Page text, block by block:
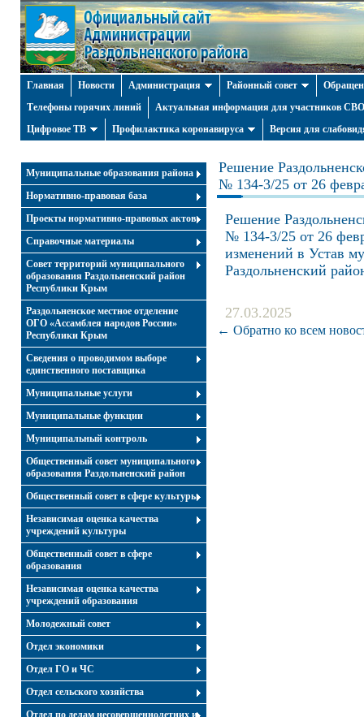
Главная Новости Администрация Районный совет
Телефоны горячих линий
Актуальная информация для участников СВО
Цифровое ТВ
Профилактика коронавируса Версия для
Муниципальные образования района
Нормативно-правовая база
Проекты нормативно-правовых актов
Справочные материалы
Совет территорий муниципального
образования Раздольненский район
Республики Крым
Раздольненское местное отделение
ОГО «Ассамблея народов России»
Республики Крым
Cведения о проводимом выборе
единственного поставщика
Муниципальные услуги
Муниципальные функции
Муниципальный контроль
Общественный совет муниципального
образования Раздольненский район
Общественный совет в сфере культуры
Независимая оценка качества
учреждений культуры
Общественный совет в сфере
образования
Независимая оценка качества
учреждений образования
Молодежный совет
Отдел экономики
Отдел ГО и ЧС
Отдел сельского хозяйства
Отдел по делам несовершеннолетних и
Решение
№ 134-3/25 от 26
Решение
№ 134-3/25 от 26
изменений в Устав
Раздольненский
27.03.2025
← Обратно ко всем